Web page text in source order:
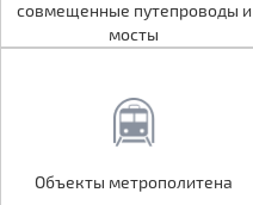
совмещенные путепроводы и
мосты
совмещенные путепроводы и
мосты
Объекты метрополитена